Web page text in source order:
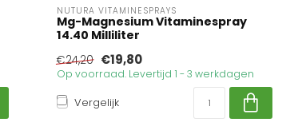
NUTURA VITAMINESPRAYS
Mg-Magnesium Vitaminespray
14.40 Milliliter
€24,20 €19,80
Op voorraad. Levertijd 1 - 3 werkdagen
Vergelijk